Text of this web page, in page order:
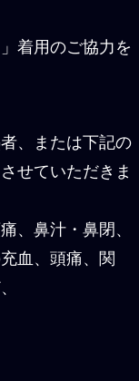
着用のご協力を
、または下記の
せていただきま
、鼻汁・鼻閉、
血、頭痛、関